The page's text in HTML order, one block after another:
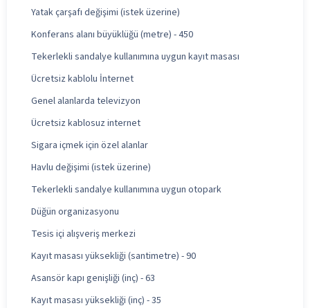
Yatak çarşafı değişimi (istek üzerine)
Konferans alanı büyüklüğü (metre) - 450
Tekerlekli sandalye kullanımına uygun kayıt masası
Ücretsiz kablolu İnternet
Genel alanlarda televizyon
Ücretsiz kablosuz internet
Sigara içmek için özel alanlar
Havlu değişimi (istek üzerine)
Tekerlekli sandalye kullanımına uygun otopark
Düğün organizasyonu
Tesis içi alışveriş merkezi
Kayıt masası yüksekliği (santimetre) - 90
Asansör kapı genişliği (inç) - 63
Kayıt masası yüksekliği (inç) - 35